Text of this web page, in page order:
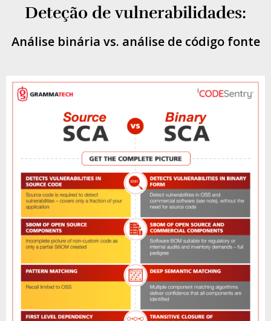
Deteção de vulnerabilidades:
Análise binária vs. análise de código fonte